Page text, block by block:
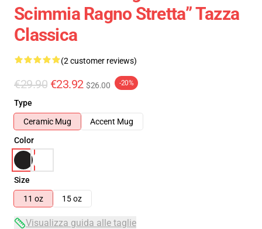
Scimmia Ragno Stretta” Tazza
Classica
(2 customer reviews)
€29.90 €23.92 $26.00 -20%
Type
Ceramic Mug
Accent Mug
Color
Size
11 oz
15 oz
Visualizza guida alle taglie